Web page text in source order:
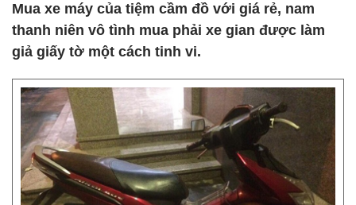
Mua xe máy của tiệm cầm đồ với giá rẻ, nam
thanh niên vô tình mua phải xe gian được làm
giả giấy tờ một cách tinh vi.